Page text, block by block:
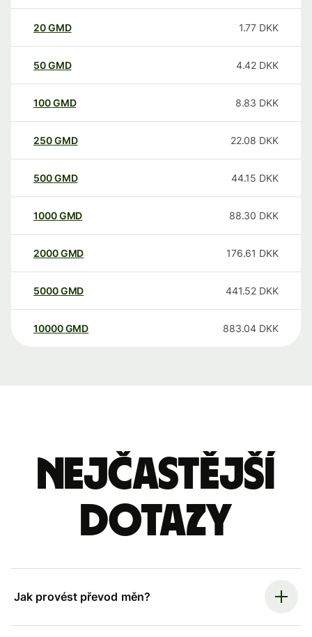
20GMD 1.77 DKK
50GMD 4.42 DKK
100GMD 8.83 DKK
250GMD 22.08 DKK
500GMD 44.15 DKK
1000GMD 88.30 DKK
2000GMD 176.61 DKK
5000GMD 441.52 DKK
10000 GMD 883.04 DKK
Nejčastější
dotazy
Jak provést převod měn?